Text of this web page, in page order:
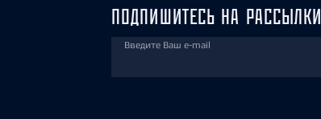
ПОДПИШИТЕСЬ НА
Введите Ваш e-mail